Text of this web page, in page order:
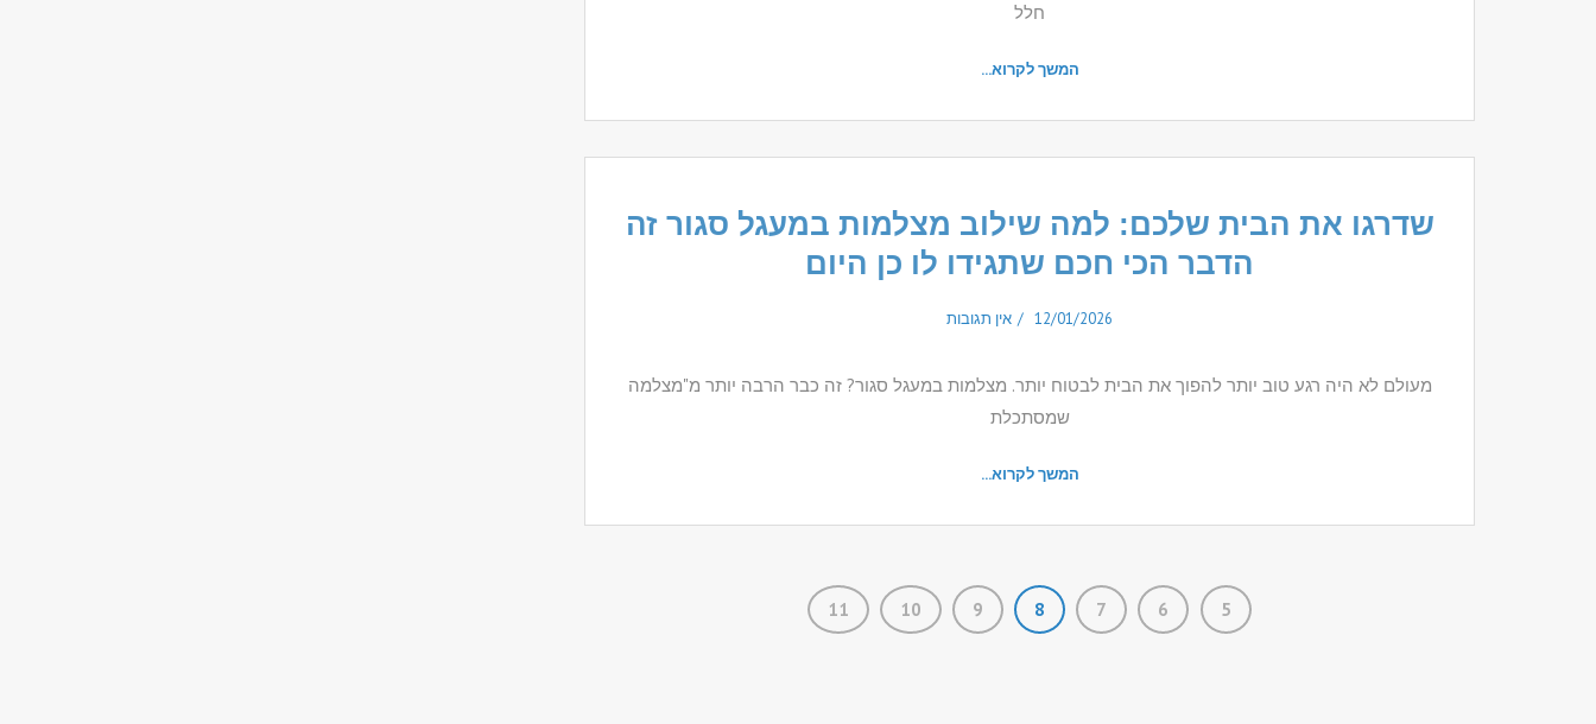
חלל
המשך לקרוא...
שדרגו את הבית שלכם: למה שילוב מצלמות במעגל סגור זה
הדבר הכי חכם שתגידו לו כן היום
12/01/2026 אין תגובות
מעולם לא היה רגע טוב יותר להפוך את הבית לבטוח יותר. מצלמות במעגל סגור? זה כבר הרבה יותר מ"מצלמה
שמסתכלת
המשך לקרוא...
5
6
7
8
9
10
11